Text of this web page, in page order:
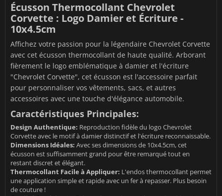
Écusson Thermocollant Chevrolet
Corvette : Logo Damier et Écriture -
10x4.5cm
Affichez votre passion pour la légendaire Chevrolet Corvette
avec cet écusson thermocollant de haute qualité. Arborant
fièrement le logo emblématique à damier et l'écriture
"Chevrolet Corvette", cet écusson est l'accessoire parfait
pour personnaliser vos vêtements, sacs, et autres
accessoires avec une touche d'élégance automobile.
Caractéristiques Principales:
Design Authentique: Reproduction fidèle du logo Chevrolet
Corvette avec le motif à damier distinctif et l'écriture reconnaissable.
Dimensions Idéales: Avec ses dimensions de 10x4.5cm, cet
écusson est suffisamment grand pour être remarqué tout en
restant discret et élégant.
Thermocollant Facile à Appliquer: L'endos thermocollant permet
une application simple et rapide avec un fer à repasser. Plus besoin
de couture !